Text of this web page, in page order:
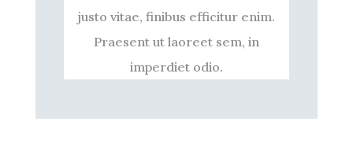
justo vitae, finibus efficitur enim.
Praesent ut laoreet sem, in
imperdiet odio.